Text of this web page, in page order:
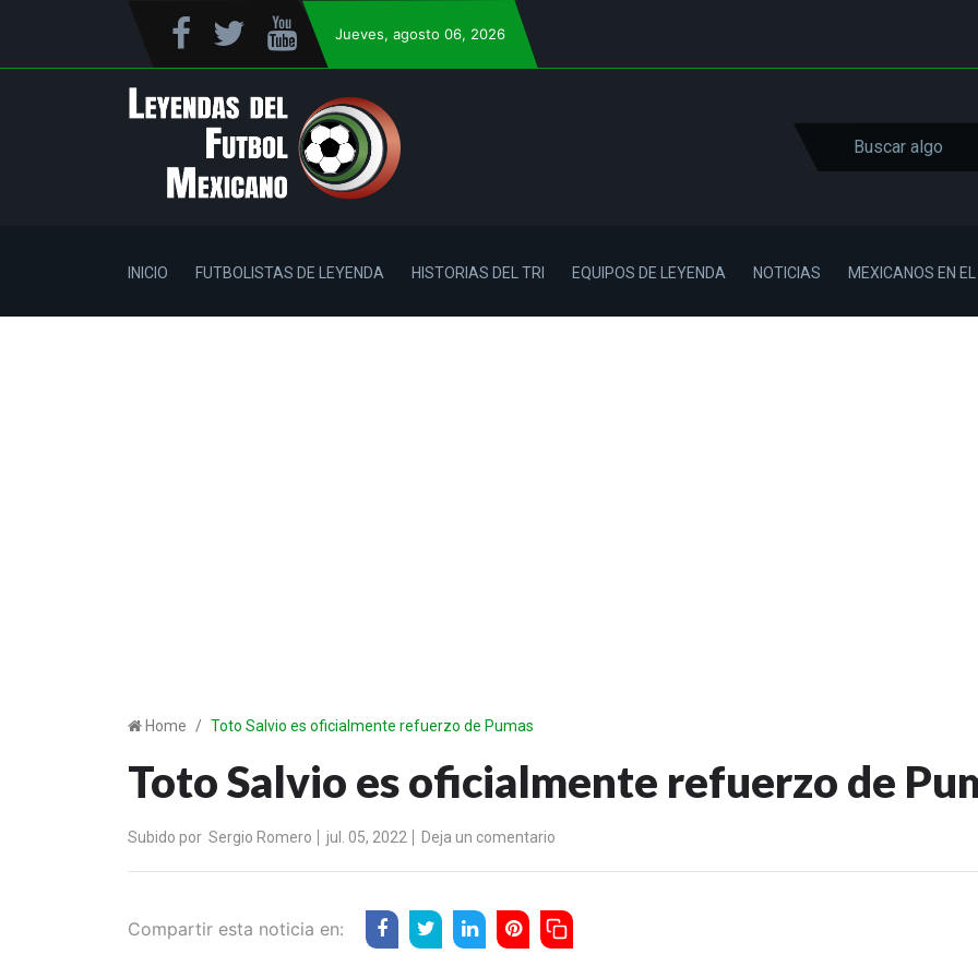
Jueves, agosto 06, 2026
INICIO FUTBOLISTAS DE LEYENDA HISTORIAS DEL TRI EQUIPOS DE LEYENDA NOTICIAS MEXICANOS EN
Home Toto Salvio es oficialmente refuerzo de Pumas
Toto Salvio es oficialmente refuerzo de
Subido por Sergio Romero jul. 05, 2022 Deja un comentario
Compartir esta noticia en: